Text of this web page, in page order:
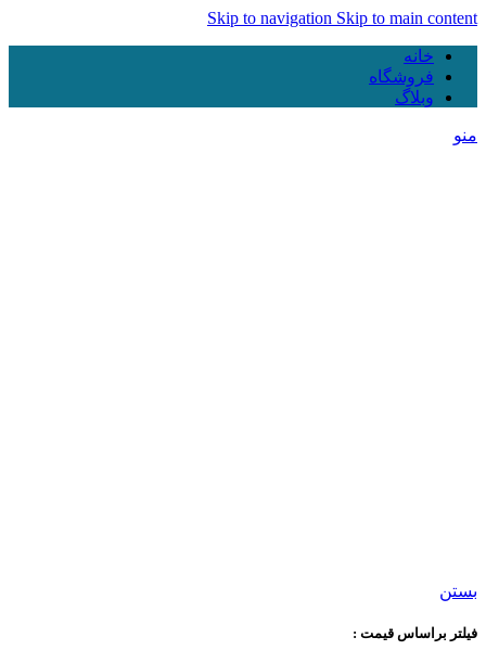
Skip to navigation Skip to main content
خانه
فروشگاه
وبلاگ
منو
بستن
فیلتر براساس قیمت :